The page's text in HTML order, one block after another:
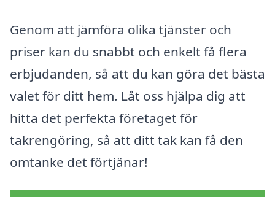
Genom att jämföra olika tjänster och
priser kan du snabbt och enkelt få flera
erbjudanden, så att du kan göra det bästa
valet för ditt hem. Låt oss hjälpa dig att
hitta det perfekta företaget för
takrengöring, så att ditt tak kan få den
omtanke det förtjänar!